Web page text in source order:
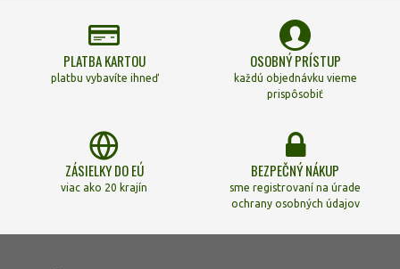
PLATBA KARTOU
platbu vybavíte ihneď
OSOBNÝ PRÍSTUP
každú objednávku vieme
prispôsobiť
ZÁSIELKY DO EÚ
viac ako 20 krajín
BEZPEČNÝ NÁKUP
sme registrovaní na úrade
ochrany osobných údajov